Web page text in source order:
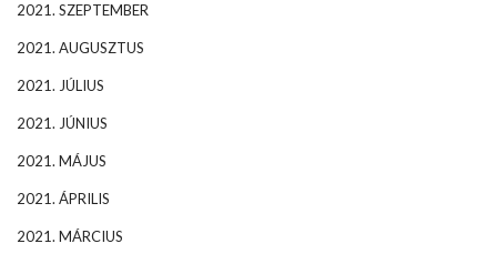
2021. SZEPTEMBER
2021. AUGUSZTUS
2021. JÚLIUS
2021. JÚNIUS
2021. MÁJUS
2021. ÁPRILIS
2021. MÁRCIUS